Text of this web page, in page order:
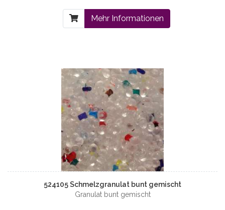
Mehr Informationen
524105 Schmelzgranulat bunt gemischt
Granulat bunt gemischt